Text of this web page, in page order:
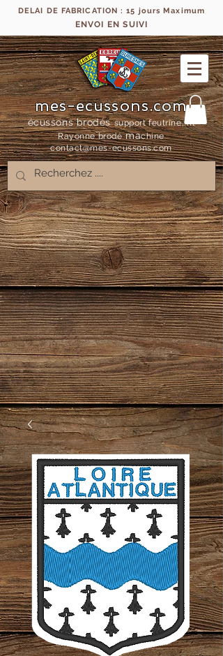
DELAI DE FABRICATION : 15 jours Maximum
ENVOI EN SUIVI
mes-ecussons.com
écussons brodés support feutrine, fil
Rayonne brodémachine
contact@mes-ecussons.com